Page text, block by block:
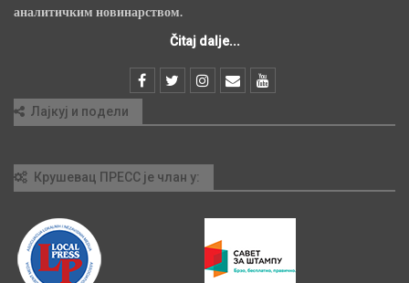
аналитичким новинарством.
Čitaj dalje...
Лајкуј и подели
Крушевац ПРЕСС је члан у: